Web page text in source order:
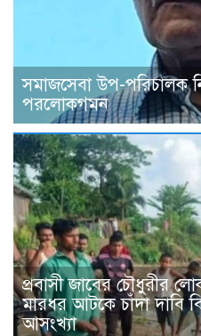
সমাজসেবা উপ-পরিচালক
পরলোকগমন
প্রবাসী জাবের চৌধুরীর
মারধর আটকে চাঁদা দাবি
আসংখ্যা